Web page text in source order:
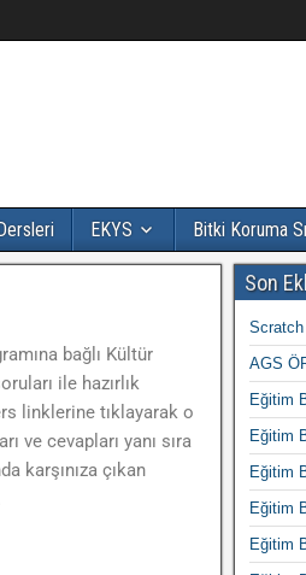
EKYS Bitki Koruma
bağlı Kültür
ile hazırlık
linklerine tıklayarak o
ve cevapları yanı sıra
karşınıza çıkan
Son
AGS
Eğitim
Eğitim
Eğitim
Eğitim
Eğitim